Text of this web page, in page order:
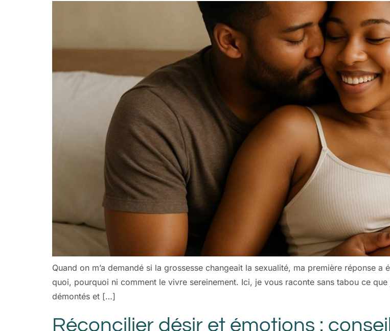
Quand on m’a demandé si la grossesse changeait la sexualité, ma première réponse
quoi, pourquoi ni comment le vivre sereinement. Ici, je vous raconte sans tabou ce
démontés et […]
Réconcilier désir et émotions :